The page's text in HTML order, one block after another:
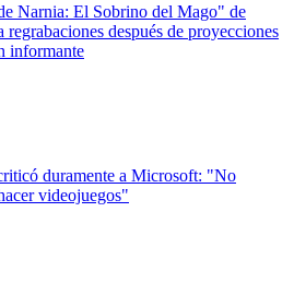
Narnia: El Sobrino del Mago" de
después de proyecciones
informante
duramente a Microsoft: "No
videojuegos"